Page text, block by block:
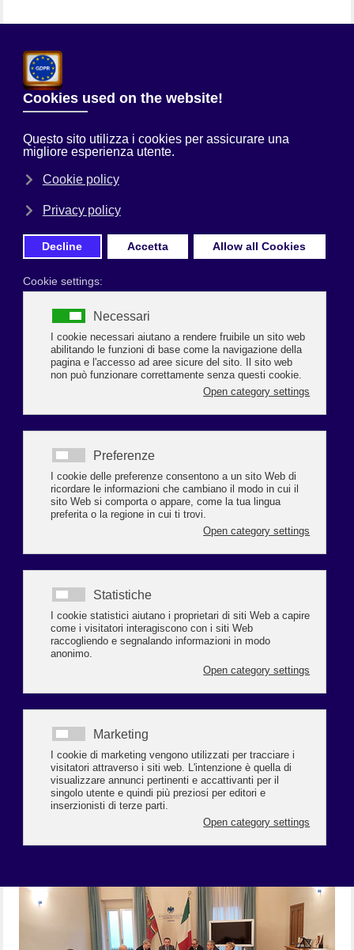
Chi Siamo
Sei qui:Home
Prima Pagina
scommessa per Ravenna
di Ravenna e l’Assessore al turismo e commercio
dell’Emilia-Romagna Andrea Corsini, candidato
alle elezioni regionali del 26 gennaio 2020
Nel corso dei primi nove mesi del 2019 il tessuto produttivo della provincia
di Ravenna si è ulteriormente impoverito proseguendo una tendenza in atto
da tempo. Anche la produzione industriale ha segnato il passo mostrando
Le Associazioni imprenditoriali incontrano il
Segretario nazionale di +Europa Della Vedova e il
ViceSegretario nazionale PRI Fusignani
Presenti all’incontro il Coordinatore Lista +Europa-
Psi-Pri di Ravenna Nevio Salimbeni e i candidati
della lista +Europa alle elezioni regionali del 26